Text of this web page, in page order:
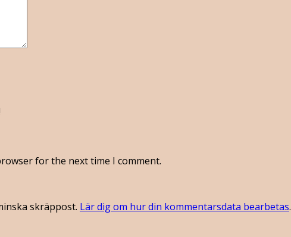
for the next time I comment.
skräppost. Lär dig om hur din kommentarsdata bearbetas.